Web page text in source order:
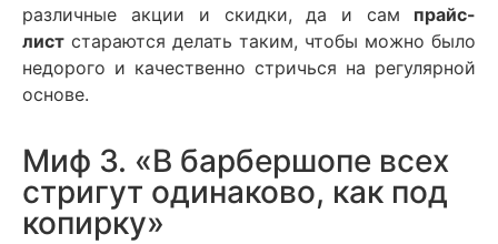
различные акции и скидки, да и сам прайс-
лист стараются делать таким, чтобы можно было
недорого и качественно стричься на регулярной
основе.
Миф 3. «В барбершопе всех
стригут одинаково, как под
копирку»